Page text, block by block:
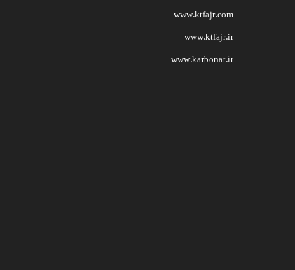
www.ktfajr.com
www.ktfajr.ir
www.karbonat.ir